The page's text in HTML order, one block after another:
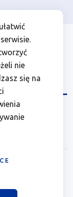
nie
się na
Menu
top
left